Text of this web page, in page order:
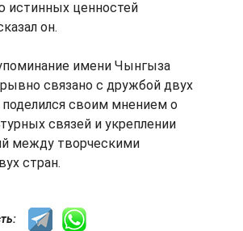
истинных ценностей
он.
имени Чынгыза
связано с дружбой двух
своим мнением о
связей и укреплении
между творческими
стран.